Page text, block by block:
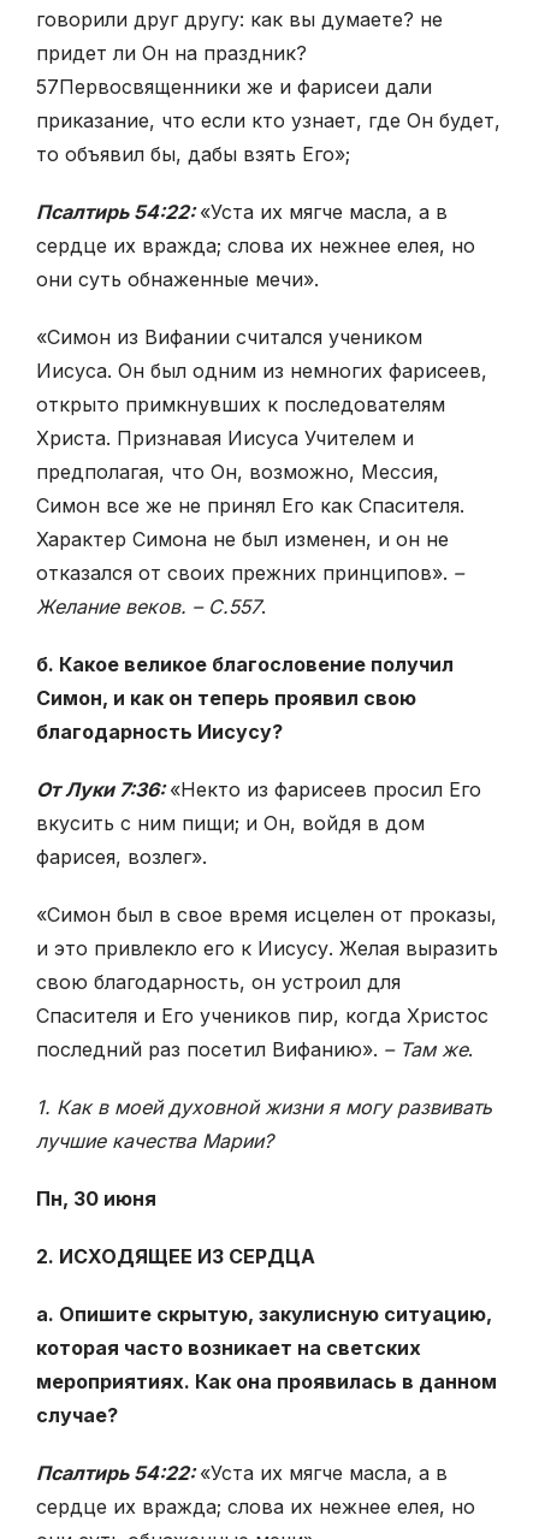
говорили друг другу: как вы думаете? не
придет ли Он на праздник?
57Первосвященники же и фарисеи дали
приказание, что если кто узнает, где Он будет,
то объявил бы, дабы взять Его»;
Псалтирь 54:22:«Уста их мягче масла, а в
сердце их вражда; слова их нежнее елея, но
они суть обнаженные мечи».
«Симон из Вифании считался учеником
Иисуса. Он был одним из немногих фарисеев,
открыто примкнувших к последователям
Христа. Признавая Иисуса Учителем и
предполагая, что Он, возможно, Мессия,
Симон все же не принял Его как Спасителя.
Характер Симона не был изменен, и он не
отказался от своих прежних принципов». –
Желание веков. – С.557.
б. Какое великое благословение получил
Симон, и как он теперь проявил свою
благодарность Иисусу?
От Луки 7:36:«Некто из фарисеев просил Его
вкусить с ним пищи; и Он, войдя в дом
фарисея, возлег».
«Симон был в свое время исцелен от проказы,
и это привлекло его к Иисусу. Желая выразить
свою благодарность, он устроил для
Спасителя и Его учеников пир, когда Христос
последний раз посетил Вифанию». – Там же.
1. Как в моей духовной жизни я могу развивать
лучшие качества Марии?
Пн, 30 июня
2. ИСХОДЯЩЕЕ ИЗ СЕРДЦА
a. Опишите скрытую, закулисную ситуацию,
которая часто возникает на светских
мероприятиях. Как она проявилась в данном
случае?
Псалтирь 54:22:«Уста их мягче масла, а в
сердце их вражда; слова их нежнее елея, но